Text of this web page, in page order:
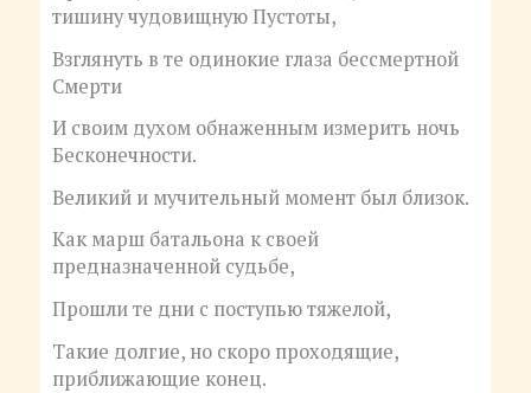
тишину чудовищную Пустоты,
Взглянуть в те одинокие глаза бессмертной
Смерти
И своим духом обнаженным измерить ночь
Бесконечности.
Великий и мучительный момент был близок.
Как марш батальона к своей
предназначенной судьбе,
Прошли те дни с поступью тяжелой,
Такие долгие, но скоро проходящие,
приближающие конец.